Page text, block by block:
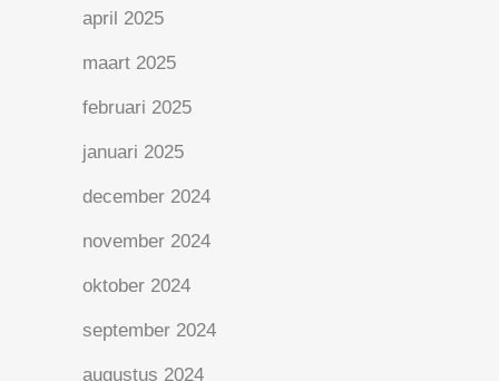
april 2025
maart 2025
februari 2025
januari 2025
december 2024
november 2024
oktober 2024
september 2024
augustus 2024